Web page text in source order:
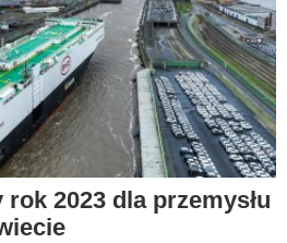
2023 dla przemysłu